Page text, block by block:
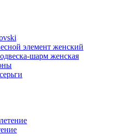
элемент женcкий
шарм женская